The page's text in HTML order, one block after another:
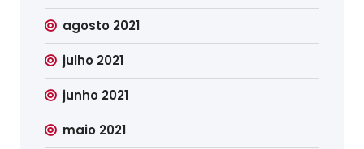
agosto 2021
julho 2021
junho 2021
maio 2021